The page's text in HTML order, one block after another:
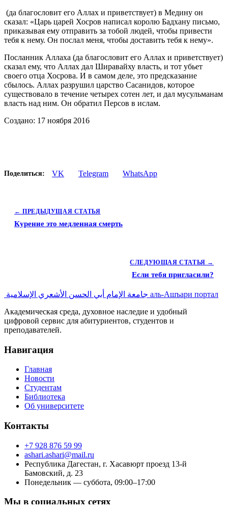
(да благословит его Аллах и приветствует) в Медину он
сказал: «Царь царей Хосров написал королю Бадхану письмо,
приказывая ему отправить за тобой людей, чтобы привести
тебя к нему. Он послал меня, чтобы доставить тебя к нему».
Посланник Аллаха (да благословит его Аллах и приветствует)
сказал ему, что Аллах дал Ширавайху власть, и тот убьет
своего отца Хосрова. И в самом деле, это предсказание
сбылось. Аллах разрушил царство Сасанидов, которое
существовало в течение четырех сотен лет, и дал мусульманам
власть над ним. Он обратил Персов в ислам.
Создано: 17 ноября 2016
Поделиться: VK Telegram WhatsApp
← ПРЕДЫДУЩАЯ СТАТЬЯ
Курение это медленная смерть
СЛЕДУЮЩАЯ СТАТЬЯ →
Если тебя пригласили?
جامعة الإمام أبي الحسن الأشعري الإسلامية аль-Ашъари портал
Академическая среда, духовное наследие и удобный
цифровой сервис для абитуриентов, студентов и
преподавателей.
Навигация
Главная
Новости
Студентам
Библиотека
Об университете
Контакты
+7 928 876 59 99
ashari.ashari@mail.ru
Республика Дагестан, г. Хасавюрт проезд 13-й
Бамовский, д. 23
Понедельник — суббота, 09:00–17:00
Мы в социальных сетях